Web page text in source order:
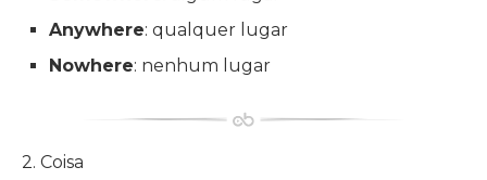
Anywhere: qualquer lugar
Nowhere: nenhum lugar
2. Coisa